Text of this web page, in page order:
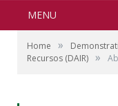
MENU
Home »
Recursos (DAIR) »